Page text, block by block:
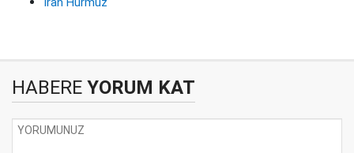
HABERE YORUM KAT